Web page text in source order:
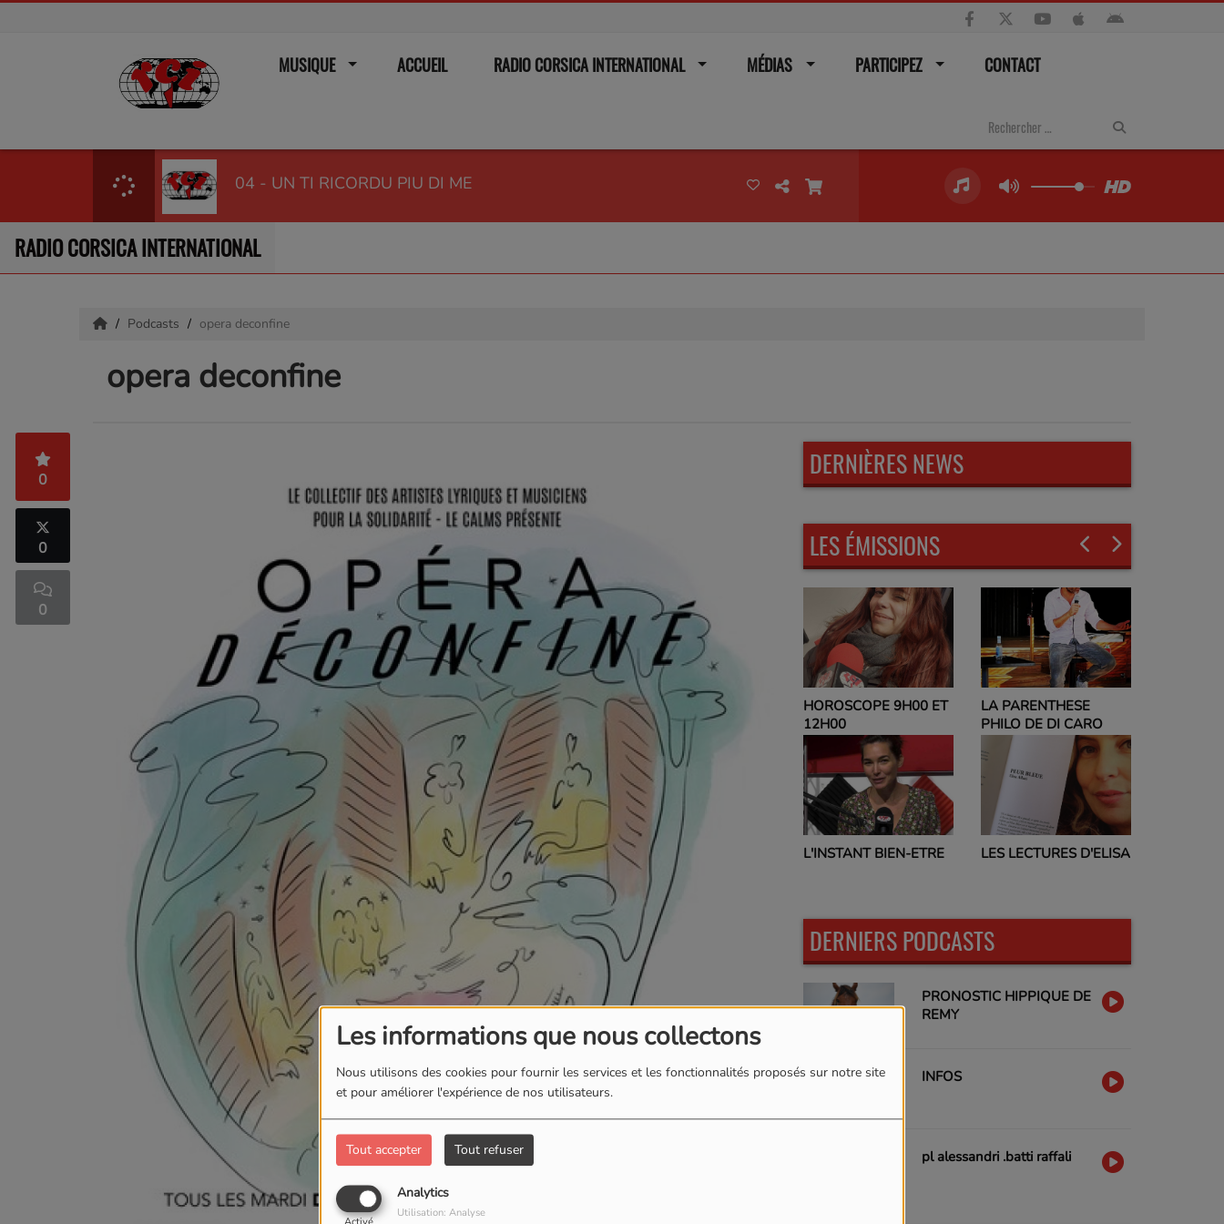
Les informations que nous collectons
Nous utilisons des cookies pour fournir les services et les fonctionnalités proposés sur notre site
et pour améliorer l'expérience de nos utilisateurs.
Tout accepter Tout refuser
Analytics
Utilisation: Analyse
MUSIQUE ACCUEIL RADIO CORSICA INTERNATIONAL MÉDIAS PARTICIPEZ CONTACT
04 - UN TI RICORDU PIU DI ME
RADIO CORSICA INTERNATIONAL
Podcasts opera deconfine
opera deconfine
0
0
0
DERNIÈRES NEWS
LES ÉMISSIONS
HOROSCOPE 9H00 ET
12H00
L'INSTANT BIEN-ETRE
LA PARENTHESE
LES LECTURES D'ELISA
EVELYNE ADAM
PARLEZ-MOI DE VOUS
ET NO POLITIC
PROGRAMMES TV
DERNIERS PODCASTS
PRONOSTIC HIPPIQUE DE
REMY
INFOS
pl alessandri .batti raffali